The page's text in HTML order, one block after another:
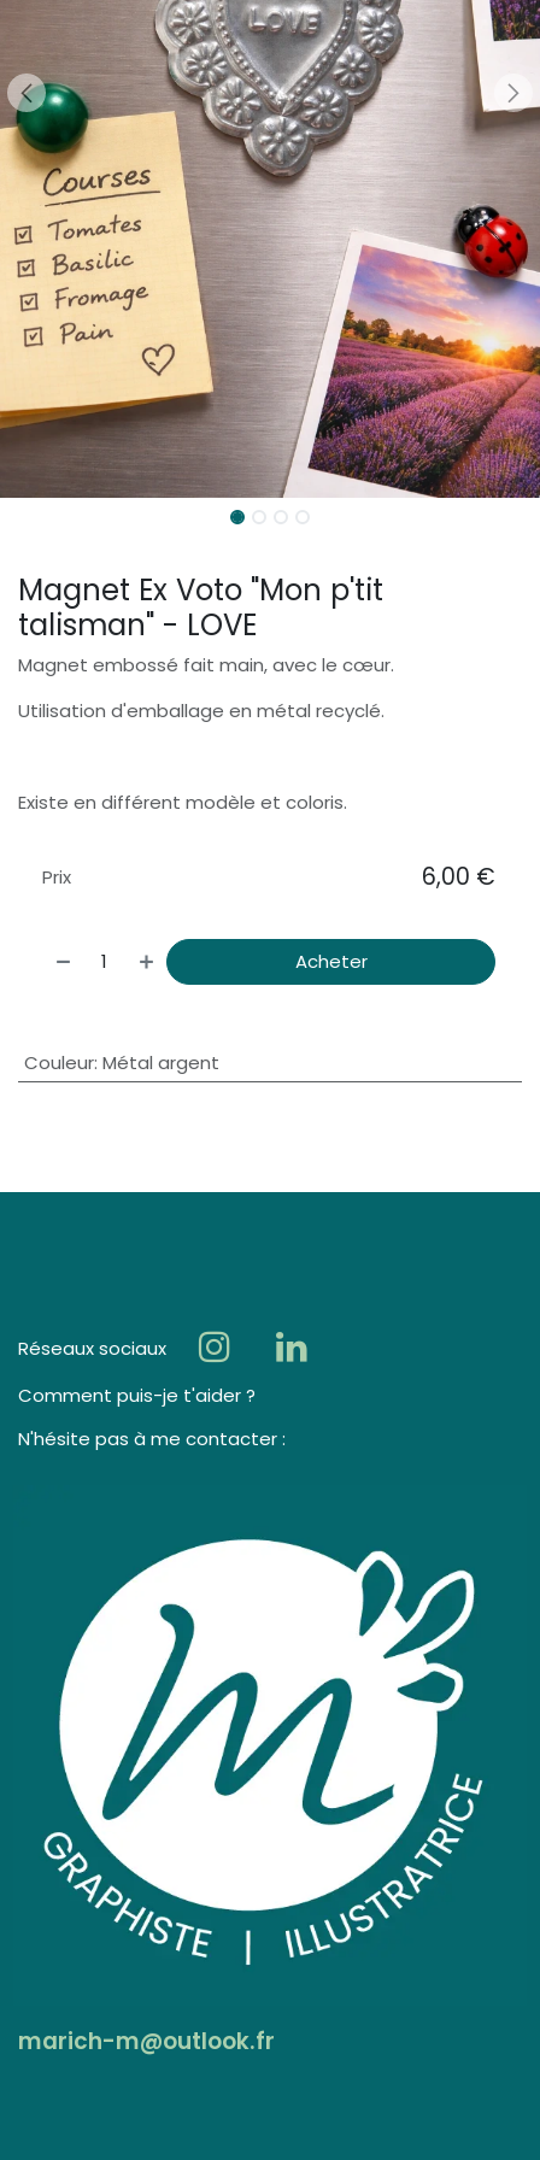
Magnet Ex Voto "Mon p'tit
talisman" - LOVE
Magnet embossé fait main, avec le cœur.
Utilisation d'emballage en métal recyclé.
Existe en différent modèle et coloris.
Acheter
Prix 6,00 €
Couleur: Métal argent
Réseaux sociaux
Comment puis-je t'aider ?
N'hésite pas à me contacter :
marich-m@outlook.fr